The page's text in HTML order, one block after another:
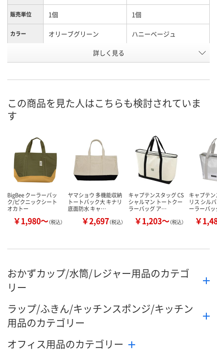
販売単位 1個 1個
カラー オリーブグリーン ハニーベージュ
トートバッグ（L）
お届け日
カゴへ
お取り扱い終了しました
詳しく見る
この商品を見た人はこちらも検討されていま
す
BigBee クーラーバッ
ク/ピクニックシート
オカトー
￥1,980～（税込）
ヤマショウ 多機能収納
トートバック大 キナリ
底面防水 キャ…
￥2,697（税込）
キャプテンスタッグ CS
シャルマン トートクー
ラーバッグ ア…
￥1,203～（税込）
キャプテ
リス シル
ーラーバッ
￥
おかずカップ/水筒/レジャー用品のカテゴ
リー
ラップ/ふきん/キッチンスポンジ/キッチン
用品のカテゴリー
オフィス用品のカテゴリー